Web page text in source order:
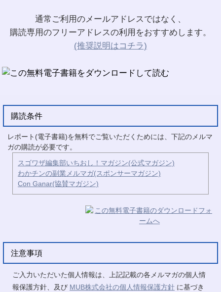
通常ご利用のメールアドレスではなく、
購読専用のフリーアドレスの利用をおすすめします。
(推奨説明はコチラ)
購読条件
レポート(電子書籍)を無料でご覧いただくためには、下記のメルマ
ガの購読が必要です。
スゴワザ編集部いちおし！マガジン(公式マガジン)
わかチンの副業メルマガ(スポンサーマガジン)
Con Ganar(協賛マガジン)
注意事項
ご入力いただいた個人情報は、上記記載の各メルマガの個人情
報保護方針、及び MUB株式会社の個人情報保護方針 に基づき